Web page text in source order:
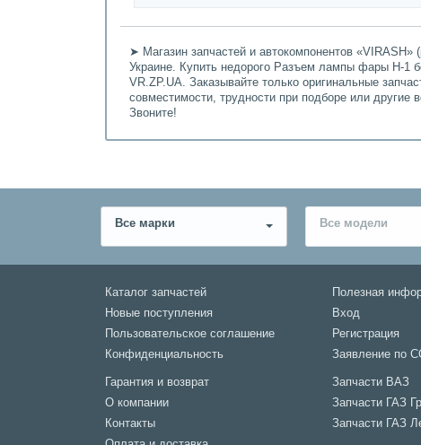
➤ Магазин запчастей и автокомпонентов
Украине. Купить недорого Разъем лампы фары Н-1
VR.ZP.UA. Заказывайте только оригинальные
совместимости, трудности при подборе или
Звоните!
Все марки Все модели
Каталог запчастей
Новые поступления
Пользовательское соглашение
Конфиденциальность
Гарантия и возврат
О компании
Контакты
Полезная
Вход
Регистрация
Заявление по
Запчасти ВАЗ
Запчасти ГАЗ
Запчасти ГАЗ